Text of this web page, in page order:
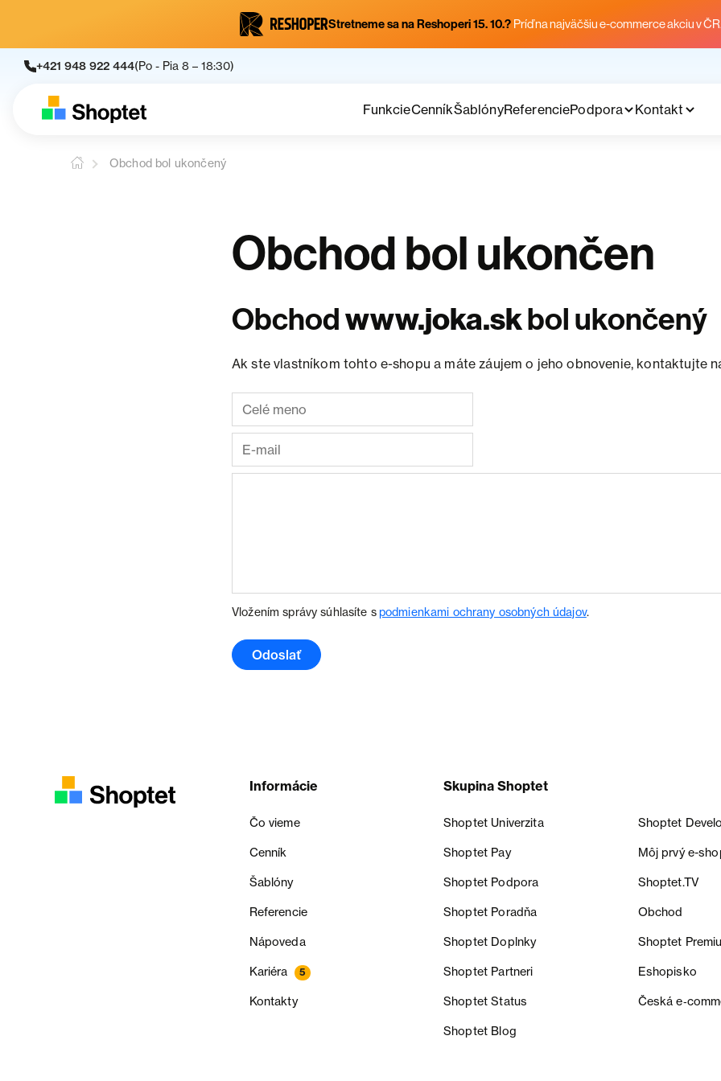
Stretneme sa na Reshoperi 15. 10.? Príď na najväčšiu e-commerce akciu v
+421 948 922 444(Po - Pia 8 – 18:30)
FunkcieCenníkŠablónyReferenciePodpora Kontakt
Obchod bol ukončený
Obchod bol ukončen
Obchodwww.joka.skbol ukončený
Ak ste vlastníkom tohto e-shopu a máte záujem o jeho obnovenie, kontaktujte
Vložením správy súhlasíte spodmienkami ochrany osobných údajov.
Odoslať
Informácie
Čo vieme
Cenník
Šablóny
Referencie
Nápoveda
Kariéra 5
Kontakty
Skupina Shoptet
Shoptet Univerzita Shoptet
Shoptet Pay Môj prvý e-
Shoptet Podpora Shoptet.TV
Shoptet Poradňa Obchod
Shoptet Doplnky Shoptet
Shoptet Partneri Eshopisko
Shoptet Status Česká
Shoptet Blog